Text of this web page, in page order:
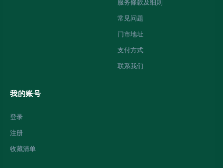
服务條款及细則
常见问题
门市地址
支付方式
联系我们
我的账号
登录
注册
收藏清单